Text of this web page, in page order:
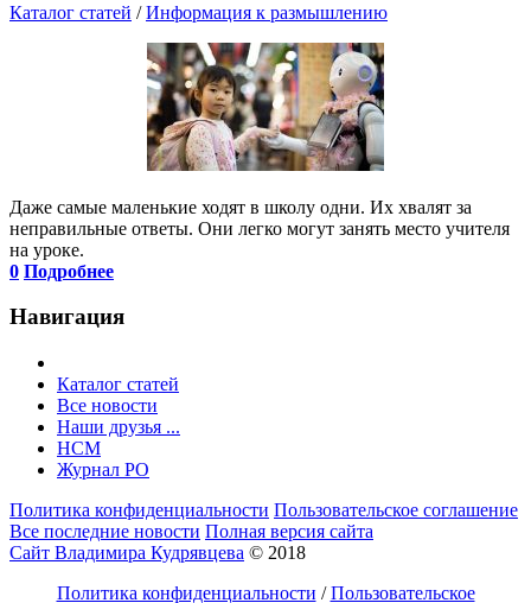
Каталог статей /Информация к размышлению
Даже самые маленькие ходят в школу одни. Их хвалят за
неправильные ответы. Они легко могут занять место учителя
на уроке.
0 Подробнее
Навигация
Каталог статей
Все новости
Наши друзья ...
HCM
Журнал РО
Политика конфиденциальности Пользовательское соглашение
Все последние новости Полная версия сайта
Сайт Владимира Кудрявцева © 2018
Политика конфиденциальности /Пользовательское